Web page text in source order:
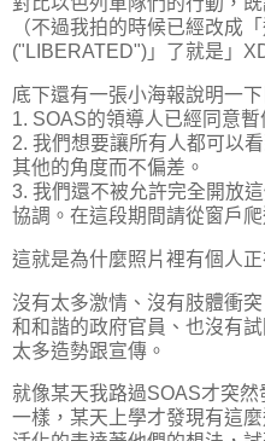
（不過我拍的時候已經改成
("LIBERATED")」了就是」XD
底下還有一張小海報說明一下
1. SOAS的領導人已經同意暫
2. 我們想要讓所有人都可以
其他的角度而不偏差。
3. 我們還不被允許完全開放
協調。在這段期間請從窗戶爬
這就是為什麼照片裡有個人
沒有太多激情、沒有肢體衝
和和諧的政府官員、也沒有
太多造勢跟宣傳。
就像某天我路過SOAS才突
一樣，某天上學才發現有這